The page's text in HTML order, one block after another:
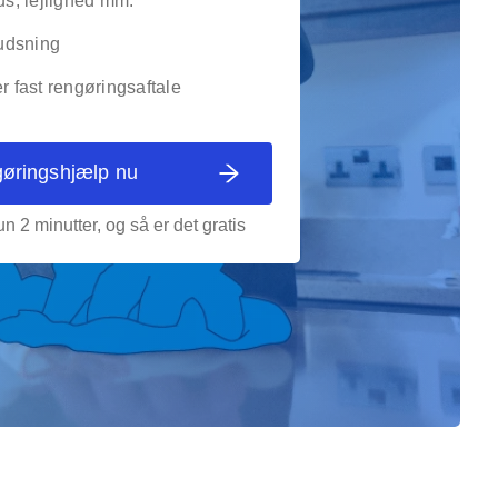
fast rengøringsaftale
nu
2 minutter, og så er det gratis